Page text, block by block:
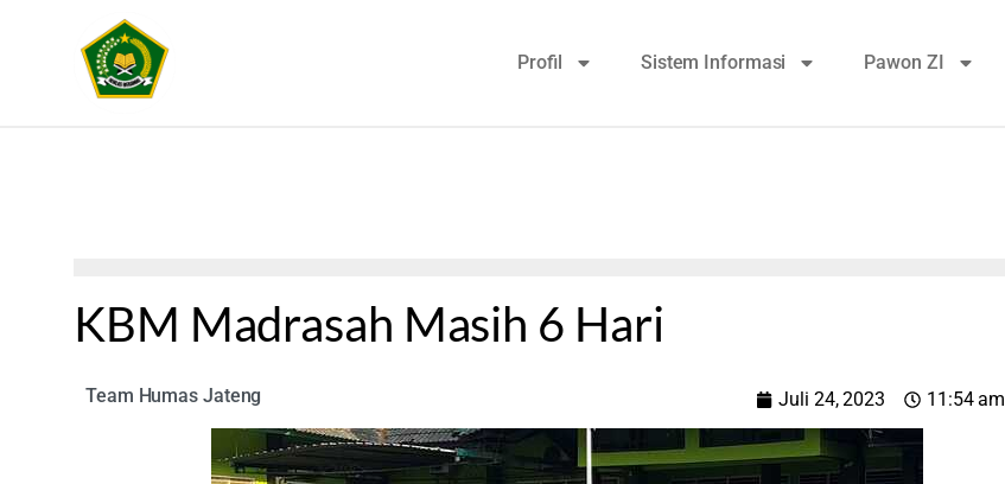
Profil Sistem Informasi Pawon ZI
KBM Madrasah Masih 6 Hari
Team Humas Jateng Juli 24, 2023 11:54 am